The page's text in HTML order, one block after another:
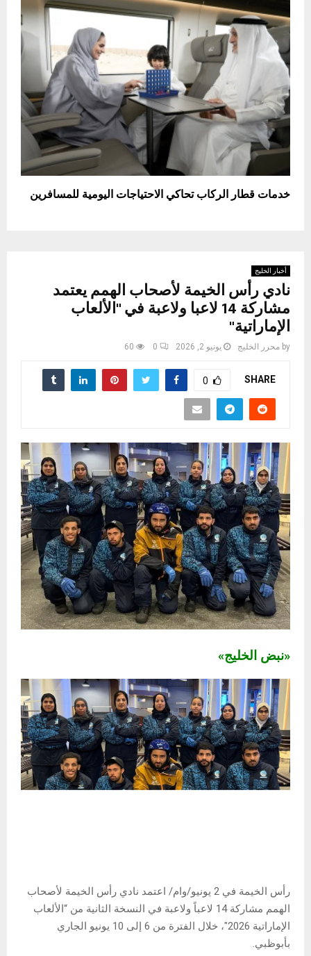
خدمات قطار الركاب تحاكي الاحتياجات اليومية للمسافرين
أخبار الخليج
نادي رأس الخيمة لأصحاب الهمم يعتمد
مشاركة 14 لاعبا ولاعبة في "الألعاب
الإماراتية"
by محرر الخليج يونيو 2, 2026 0
60
SHARE
0
«نبض الخليج»
رأس الخيمة في 2 يونيو/وام/ اعتمد نادي رأس الخيمة لأصحاب
الهمم مشاركة 14 لاعباً ولاعبة في النسخة الثانية من “الألعاب
الإماراتية 2026″، خلال الفترة من 6 إلى 10 يونيو الجاري
بأبوظبي.